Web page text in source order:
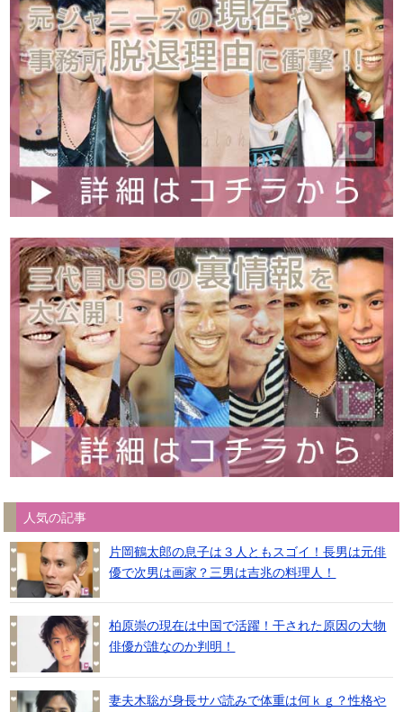
人気の記事
片岡鶴太郎の息子は３人ともスゴイ！長男は元俳
優で次男は画家？三男は吉兆の料理人！
柏原崇の現在は中国で活躍！干された原因の大物
俳優が誰なのか判明！
妻夫木聡が身長サバ読みで体重は何ｋｇ？性格や